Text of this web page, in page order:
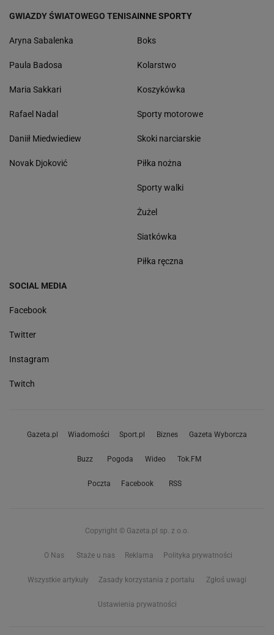
GWIAZDY ŚWIATOWEGO TENISA
Aryna Sabalenka
Paula Badosa
Maria Sakkari
Rafael Nadal
Daniił Miedwiediew
Novak Djoković
INNE SPORTY
Boks
Kolarstwo
Koszykówka
Sporty motorowe
Skoki narciarskie
Piłka nożna
Sporty walki
Żużel
Siatkówka
Piłka ręczna
SOCIAL MEDIA
Facebook
Twitter
Instagram
Twitch
Gazeta.pl Wiadomości Sport.pl Biznes Gazeta Wyborcza
Buzz Pogoda Wideo Tok.FM
Poczta Facebook RSS
Copyright © Gazeta.pl sp. z o.o.
O Nas Staże u nas Reklama Polityka prywatności
Wszystkie artykuły Zasady korzystania z portalu Zgłoś uwagi
Ustawienia prywatności